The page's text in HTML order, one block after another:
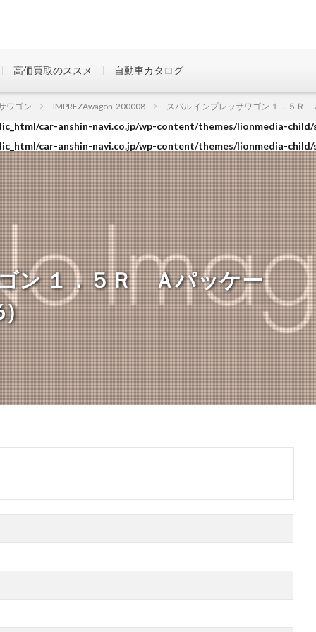
car-anshin-navi.co.jp/wp-content/themes/lionmedia-
car-anshin-navi.co.jp/wp-content/themes/lionmedia-
car-anshin-navi.co.jp/wp-content/themes/lionmedia-
高価買取のススメ 自動車カタログ
ン １．５Ｒ Ａパッケー
ワゴン IMPREZAwagon-200008 スバル インプレッサワゴン １．５Ｒ